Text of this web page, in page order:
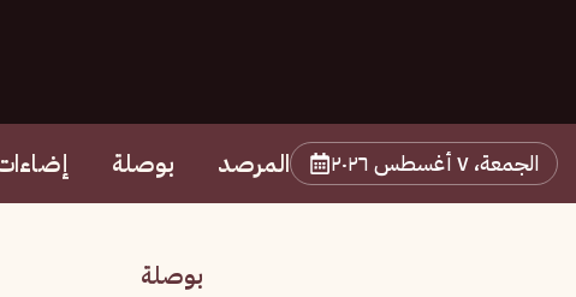
الجمعة، ٧ أغسطس ٢٠٢٦ المرصد بوصلة
بوصلة